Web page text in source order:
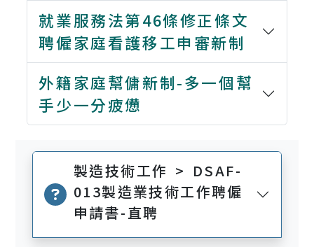
就業服務法第46條修正條文
聘僱家庭看護移工申審新制
外籍家庭幫傭新制-多一個幫
手少一分疲憊
製造技術工作 > DSAF-
013製造業技術工作聘僱
申請書-直聘